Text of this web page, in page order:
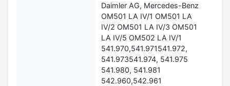
Daimler AG, Mercedes-Benz
OM501 LA IV/1 OM501 LA
IV/2 OM501 LA IV/3 OM501
LA IV/5 OM502 LA IV/1
541.970,541.971541.972,
541.973541.974, 541.975
541.980, 541.981
542.960,542.961